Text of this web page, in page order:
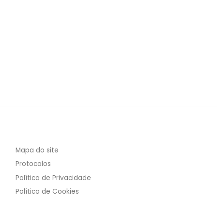
Mapa do site
Protocolos
Política de Privacidade
Política de Cookies